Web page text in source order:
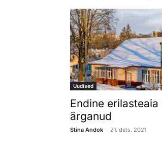
Uudised
Endine
ärganud
Stina Andok - 21. dets. 2021